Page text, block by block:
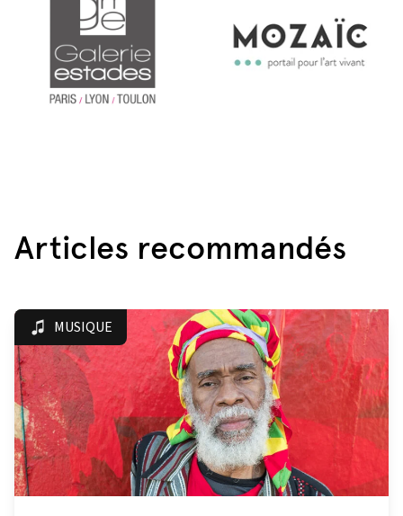
Articles recommandés
MUSIQUE